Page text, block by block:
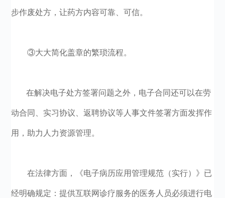
步作废处方，让药方内容可靠、可信。
③大大简化盖章的繁琐流程。
在解决电子处方签署问题之外，电子合同还可以在劳
动合同、实习协议、返聘协议等人事文件签署方面发挥作
用，助力人力资源管理。
在法律方面，《电子病历应用管理规范（实行）》已
经明确规定：提供互联网诊疗服务的医务人员必须进行电